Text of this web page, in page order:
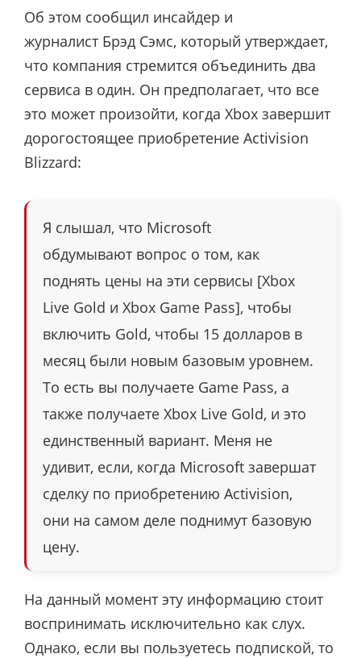
Об этом сообщил инсайдер и
журналист Брэд Сэмс, который утверждает,
что компания стремится объединить два
сервиса в один. Он предполагает, что все
это может произойти, когда Xbox завершит
дорогостоящее приобретение Activision
Blizzard:
Я слышал, что Microsoft
обдумывают вопрос о том, как
поднять цены на эти сервисы [Xbox
Live Gold и Xbox Game Pass], чтобы
включить Gold, чтобы 15 долларов в
месяц были новым базовым уровнем.
То есть вы получаете Game Pass, а
также получаете Xbox Live Gold, и это
единственный вариант. Меня не
удивит, если, когда Microsoft завершат
сделку по приобретению Activision,
они на самом деле поднимут базовую
цену.
На данный момент эту информацию стоит
воспринимать исключительно как слух.
Однако, если вы пользуетесь подпиской, то